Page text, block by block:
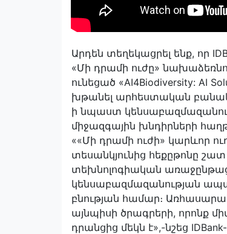
Արդեն տեղեկացրել ենք, որ
«Մի դրամի ուժը»
ունեցած «AI4Biodiversity: AI
խթանել արհեստական
ի նպաստ
միջազգային խնդիրների
««Մի դրամի ուժի» կարևոր
տեսանկյունից հեքըթոնը
տեխնոլոգիական
կենսաբազմազանության
բնության համար։
այնպիսի ծրագրերի, որոնք
դրանցից մեկն է»,-նշեց